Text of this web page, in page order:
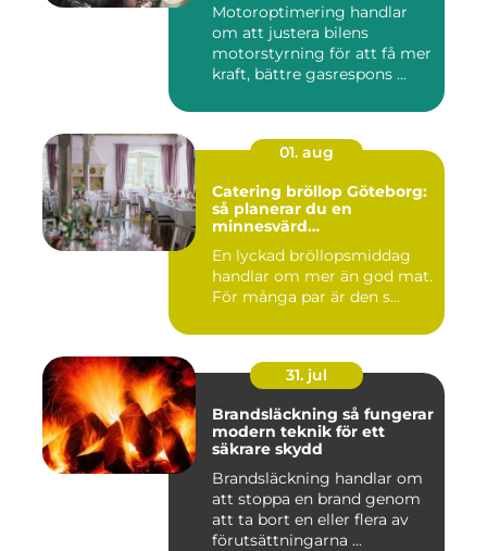
Motoroptimering handlar
om att justera bilens
motorstyrning för att få mer
kraft, bättre gasrespons ...
01. aug
Catering bröllop Göteborg:
så planerar du en
minnesvärd
En lyckad bröllopsmiddag
handlar om mer än god mat.
För många par är den s...
31. jul
Brandsläckning så fungerar
modern teknik för ett
säkrare skydd
Brandsläckning handlar om
att stoppa en brand genom
att ta bort en eller flera av
förutsättningarna ...